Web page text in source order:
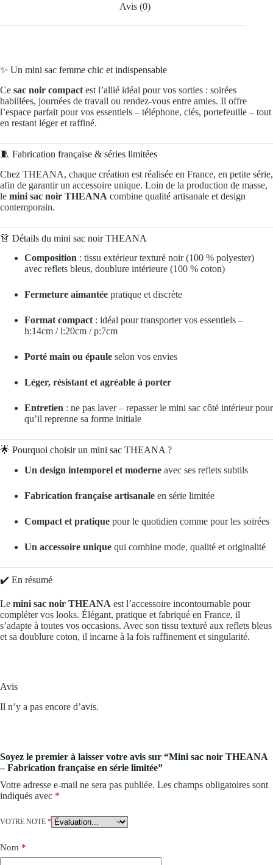
Avis (0)
✨ Un mini sac femme chic et indispensable
Ce sac noir compact est l’allié idéal pour vos sorties : soirées
habillées, journées de travail ou rendez-vous entre amies. Il offre
l’espace parfait pour vos essentiels – téléphone, clés, portefeuille – tout
en restant léger et raffiné.
🧵 Fabrication française & séries limitées
Chez THEANA, chaque création est réalisée en France, en petite série,
afin de garantir un accessoire unique. Loin de la production de masse,
le mini sac noir THEANA combine qualité artisanale et design
contemporain.
👗 Détails du mini sac noir THEANA
Composition : tissu extérieur texturé noir (100 % polyester)
avec reflets bleus, doublure intérieure (100 % coton)
Fermeture aimantée pratique et discrète
Format compact: idéal pour transporter vos essentiels –
h:14cm / l:20cm / p:7cm
Porté main ou épaule selon vos envies
Léger, résistant et agréable à porter
Entretien : ne pas laver – repasser le mini sac côté intérieur pour
qu’il reprenne sa forme initiale
🌟 Pourquoi choisir un mini sac THEANA ?
Un design intemporel et moderne avec ses reflets subtils
Fabrication française artisanale en série limitée
Compact et pratique pour le quotidien comme pour les soirées
Un accessoire unique qui combine mode, qualité et originalité
✔️ En résumé
Le mini sac noir THEANA est l’accessoire incontournable pour
compléter vos looks. Élégant, pratique et fabriqué en France, il
s’adapte à toutes vos occasions. Avec son tissu texturé aux reflets bleus
et sa doublure coton, il incarne à la fois raffinement et singularité.
Avis
Il n’y a pas encore d’avis.
Soyez le premier à laisser votre avis sur “Mini sac noir THEANA
– Fabrication française en série limitée”
Votre adresse e-mail ne sera pas publiée. Les champs obligatoires sont
indiqués avec *
VOTRE NOTE *
Nom *